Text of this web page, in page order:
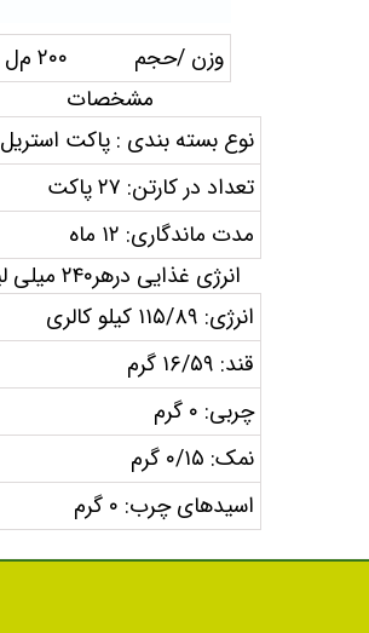
وزن /حجم ۲۰۰ م‌ل
مشخصات
نوع بسته بندی : پاکت استریل
تعداد در کارتن: ۲۷ پاکت
مدت ماندگاری: ۱۲ ماه
انرژی غذایی درهر۲۴۰ میلی لیتر
انرژی: ۱۱۵/۸۹ کیلو کالری
قند: ۱۶/۵۹ گرم
چربی: ۰ گرم
نمک: ۰/۱۵ گرم
اسیدهای چرب: ۰ گرم